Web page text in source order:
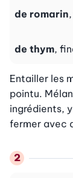
de romarin
de thym,
Entailler les
pointu.
ingrédients,
fermer avec